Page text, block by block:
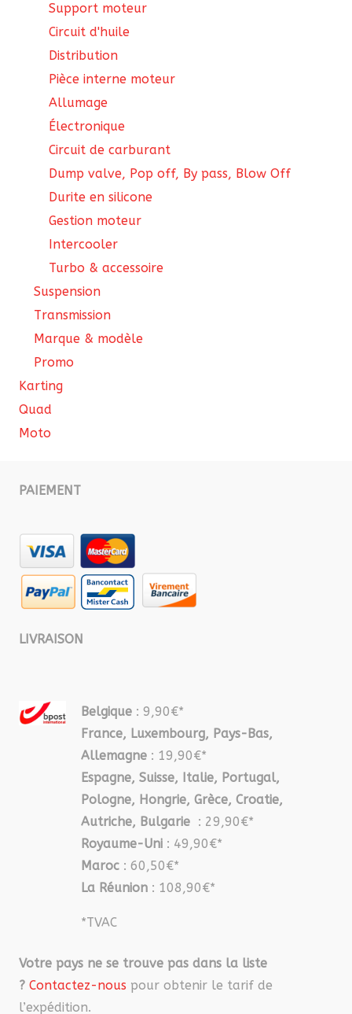
Support moteur
Circuit d'huile
Distribution
Pièce interne moteur
Allumage
Électronique
Circuit de carburant
Dump valve, Pop off, By pass, Blow Off
Durite en silicone
Gestion moteur
Intercooler
Turbo & accessoire
Suspension
Transmission
Marque & modèle
Promo
Karting
Quad
Moto
PAIEMENT
LIVRAISON
Belgique : 9,90€*
France, Luxembourg, Pays-Bas,
Allemagne : 19,90€*
Espagne, Suisse, Italie, Portugal,
Pologne, Hongrie, Grèce, Croatie,
Autriche, Bulgarie : 29,90€*
Royaume-Uni : 49,90€*
Maroc : 60,50€*
La Réunion : 108,90€*
*TVAC
Votre pays ne se trouve pas dans la liste
? Contactez-nous pour obtenir le tarif de
l’expédition.